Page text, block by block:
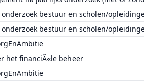
bestuur en scholen/
bestuur en scholen/
het financiÃ«le beheer